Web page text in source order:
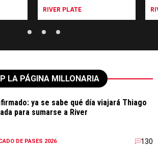
RIVER PLATE
LA PÁGINA MILLONARIA
ya se sabe qué día viajará Thiago
para sumarse a River
DE PASES 2026 130